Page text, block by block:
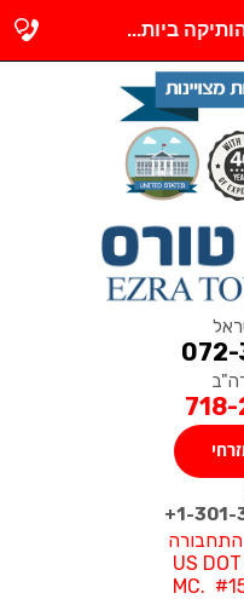
ביות...
התחבורה
US
MC.
1-301-